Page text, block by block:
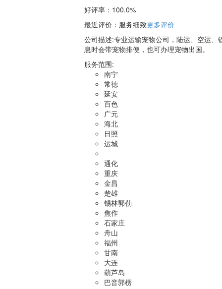
好评率： 100.0%
最近评价 ：服务细致更多评价
公司描述:专业运输宠物公司，陆运、空运
息时会带宠物排便，也可办理宠物出国。
服务范围:
南宁
常德
延安
百色
广元
海北
日照
运城
通化
重庆
金昌
楚雄
锡林郭勒
焦作
石家庄
舟山
福州
甘南
大连
葫芦岛
巴音郭楞